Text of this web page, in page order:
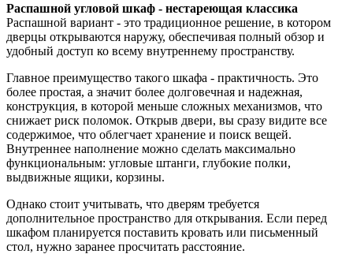
Распашной угловой шкаф - нестареющая классика
Распашной вариант - это традиционное решение, в котором
дверцы открываются наружу, обеспечивая полный обзор и
удобный доступ ко всему внутреннему пространству.
Главное преимущество такого шкафа - практичность. Это
более простая, а значит более долговечная и надежная,
конструкция, в которой меньше сложных механизмов, что
снижает риск поломок. Открыв двери, вы сразу видите все
содержимое, что облегчает хранение и поиск вещей.
Внутреннее наполнение можно сделать максимально
функциональным: угловые штанги, глубокие полки,
выдвижные ящики, корзины.
Однако стоит учитывать, что дверям требуется
дополнительное пространство для открывания. Если перед
шкафом планируется поставить кровать или письменный
стол, нужно заранее просчитать расстояние.